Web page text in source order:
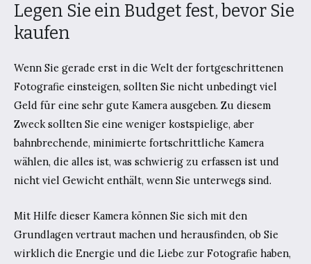
Legen Sie ein Budget fest, bevor Sie
kaufen
Wenn Sie gerade erst in die Welt der fortgeschrittenen
Fotografie einsteigen, sollten Sie nicht unbedingt viel
Geld für eine sehr gute Kamera ausgeben. Zu diesem
Zweck sollten Sie eine weniger kostspielige, aber
bahnbrechende, minimierte fortschrittliche Kamera
wählen, die alles ist, was schwierig zu erfassen ist und
nicht viel Gewicht enthält, wenn Sie unterwegs sind.
Mit Hilfe dieser Kamera können Sie sich mit den
Grundlagen vertraut machen und herausfinden, ob Sie
wirklich die Energie und die Liebe zur Fotografie haben,